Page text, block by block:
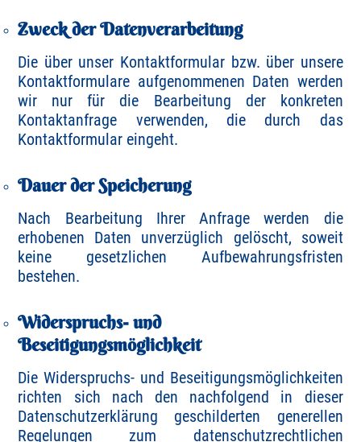
Zweck der Datenverarbeitung
Die über unser Kontaktformular bzw. über unsere
Kontaktformulare aufgenommenen Daten werden
wir nur für die Bearbeitung der konkreten
Kontaktanfrage verwenden, die durch das
Kontaktformular eingeht.
Dauer der Speicherung
Nach Bearbeitung Ihrer Anfrage werden die
erhobenen Daten unverzüglich gelöscht, soweit
keine gesetzlichen Aufbewahrungsfristen
bestehen.
Widerspruchs- und
Beseitigungsmöglichkeit
Die Widerspruchs- und Beseitigungsmöglichkeiten
richten sich nach den nachfolgend in dieser
Datenschutzerklärung geschilderten generellen
Regelungen zum datenschutzrechtlichen